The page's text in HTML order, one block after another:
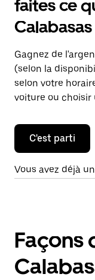
faites ce
Calabasas
Gagnez de
(selon la
selon votre
voiture ou choisir
C'est parti
Vous avez déjà
Façons